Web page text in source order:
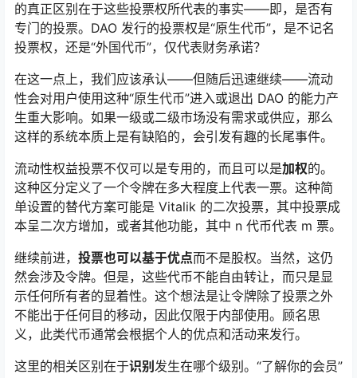
的真正区别在于这些投票权所代表的事实——即，是否有
专门的投票。DAO 发行的投票权是“原生代币”，是不记名
投票权，还是“外国代币”，仅代表财务承诺？
在这一点上，我们应该承认——但随后迅速继续——流动
性会对用户使用这种“原生代币”进入或退出 DAO 的能力产
生重大影响。如果一级或二级市场没有需求或供应，那么
这样的系统本质上是有缺陷的，会引发有趣的长尾事件。
流动性权益投票不仅可以是专用的，而且可以是加权的。
这种区分定义了一个令牌在多大程度上代表一票。这种简
单设置的替代方案可能是 Vitalik 的二次投票，其中投票成
本呈二次方增加，或者其他功能，其中 n 代币代表 m 票。
继续前进， 投票也可以基于优点而不是股权。当然，这仍
然会涉及令牌。但是，这些代币不能自由转让，而只是显
示任何所有者的显着性。这个想法是让令牌除了投票之外
不能出于任何目的移动，因此仅限于内部使用。顾名思
义，此类代币通常会根据个人的优点和活动来发行。
这里的相关区别在于识别 发生在哪个级别。“了解你的会员”